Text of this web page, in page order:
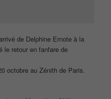
de Delphine Ernote à la
le retour en fanfare de
octobre au Zénith de Paris.